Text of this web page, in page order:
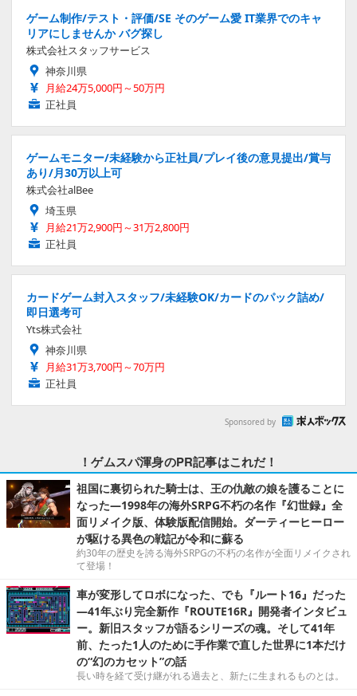
ゲーム制作/テスト・評価/SE そのゲーム愛 IT業界でのキャ
リアにしませんか バグ探し
株式会社スタッフサービス
神奈川県
月給24万5,000円～50万円
正社員
ゲームモニター/未経験から正社員/プレイ後の意見提出/賞与
あり/月30万以上可
株式会社alBee
埼玉県
月給21万2,900円～31万2,800円
正社員
カードゲーム封入スタッフ/未経験OK/カードのパック詰め/
即日選考可
Yts株式会社
神奈川県
月給31万3,700円～70万円
正社員
Sponsored by
！ゲムスパ渾身のPR記事はこれだ！
祖国に裏切られた騎士は、王の仇敵の娘を護ることに
なった―1998年の海外SRPG不朽の名作『幻世録』全
面リメイク版、体験版配信開始。ダーティーヒーロー
が駆ける異色の戦記が令和に蘇る
約30年の歴史を誇る海外SRPGの不朽の名作が全面リメイクされ
て登場！
車が変形してロボになった、でも『ルート16』だった
―41年ぶり完全新作『ROUTE16R』開発者インタビュ
ー。新旧スタッフが語るシリーズの魂。そして41年
前、たった1人のために手作業で直した世界に1本だけ
の“幻のカセット”の話
長い時を経て受け継がれる過去と、新たに生まれるものとは。